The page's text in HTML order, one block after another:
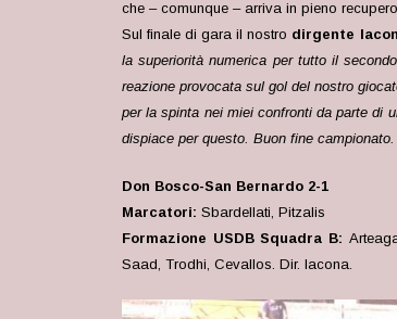
che – comunque – arriva in pieno
Sul finale di gara il nostro dirgente
la superiorità numerica per tutto il
reazione provocata sul gol del nostro
per la spinta nei miei confronti da parte di
dispiace per questo. Buon fine
Don Bosco-San Bernardo 2-1
Marcatori: Sbardellati, Pitzalis
Formazione USDB Squadra B:
Saad, Trodhi, Cevallos. Dir. Iacona.